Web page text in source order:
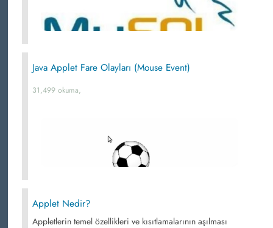
Java Applet Fare Olayları (Mouse Event)
31,499 okuma,
Applet Nedir?
Appletlerin temel özellikleri ve kısıtlamalarının aşılması